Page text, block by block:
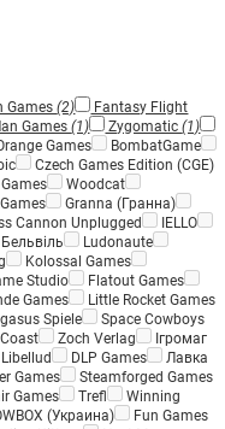
Games(2)
Fantasy Flight
Games(1) Zygomatic(1)
Games
BombatGame
Czech Games Edition (CGE)
Woodcat
Granna (Гранна)
Cannon Unplugged
IELLO
Бельвіль
Ludonaute
Kolossal Games
Studio
Flatout Games
Games
Little Rocket Games
Spiele
Space Cowboys
Zoch Verlag
Ігромаг
Libellud DLP Games
Лавка
Games
Steamforged Games
Games Trefl
Winning
(Украина)
Fun Games